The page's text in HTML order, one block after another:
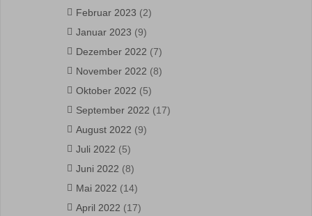
Februar 2023 (2)
Januar 2023 (9)
Dezember 2022 (7)
November 2022 (8)
Oktober 2022 (5)
September 2022 (17)
August 2022 (9)
Juli 2022 (5)
Juni 2022 (8)
Mai 2022 (14)
April 2022 (17)